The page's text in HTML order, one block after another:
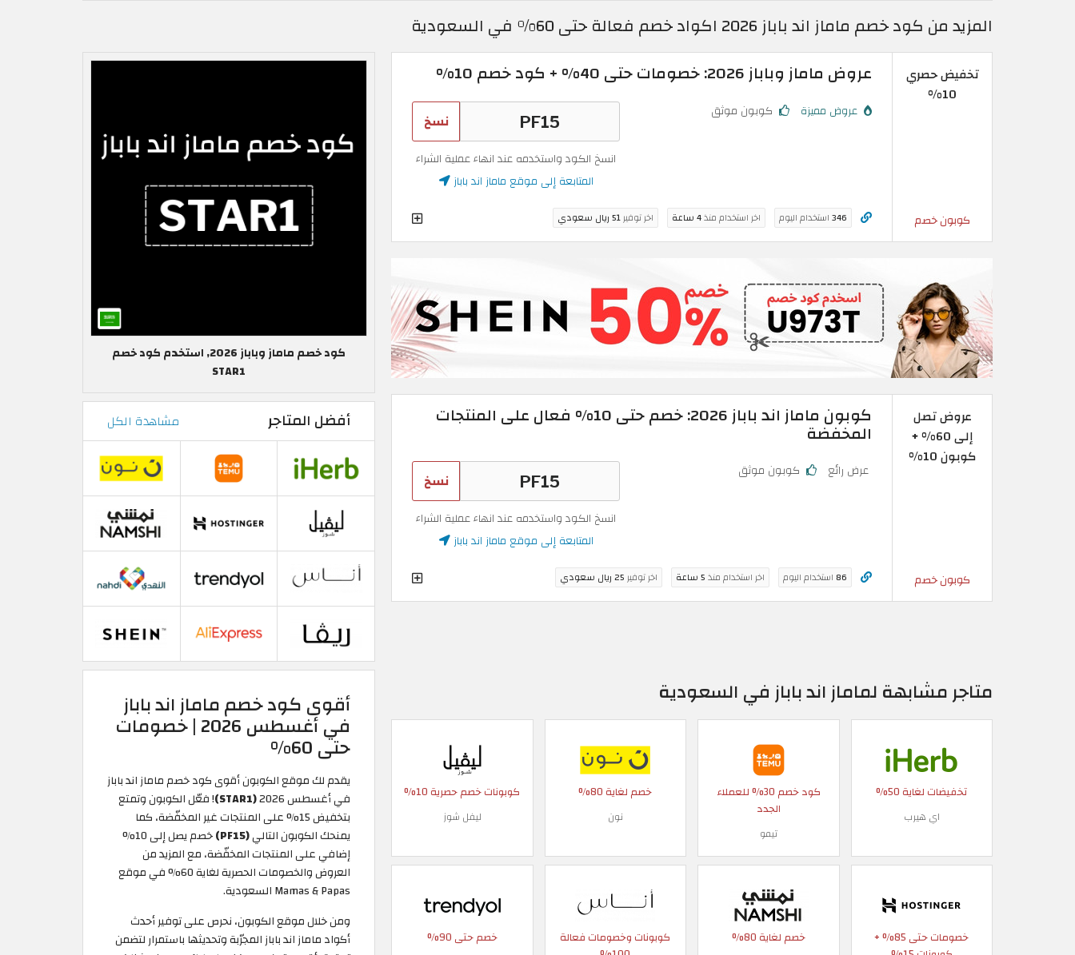
المزيد من كود خصم ماماز اند باباز 2026 اكواد خصم فعالة حتى 60% في السعودية
تخفيض حصري
10%
كوبون خصم
عروض ماماز وباباز 2026: خصومات حتى 40% + كود خصم 10%
عروض مميزة كوبون موثق نسخ
انسخ الكود واستخدمه عند انهاء عملية الشراء
المتابعة إلى موقع ماماز اند باباز
346استخدام اليوم اخر استخدام منذ4 ساعة اخر توفير51 ريال سعودي
عروض تصل
إلى 60% +
كوبون 10%
كوبون خصم
كوبون ماماز اند باباز 2026: خصم حتى 10% فعال على المنتجات
المخفضة
عرض رائع كوبون موثق نسخ
انسخ الكود واستخدمه عند انهاء عملية الشراء
المتابعة إلى موقع ماماز اند باباز
86استخدام اليوم اخر استخدام منذ5 ساعة اخر توفير25 ريال سعودي
متاجر مشابهة لماماز اند باباز في السعودية
تخفيضات لغاية 50%
اي هيرب
كود خصم 30% للعملاء
الجدد
تيمو
خصم لغاية 80%
نون
كوبونات خصم حصرية 10%
ليفل شوز
خصومات حتى 85% +
خصم لغاية 80%
كوبونات وخصومات فعالة
خصم حتى 90%
كود خصم ماماز وباباز 2026, استخدم كود خصم
STAR1
أفضل المتاجر مشاهدة الكل
أقوى كود خصم ماماز اند باباز
في أغسطس 2026 | خصومات
حتى 60%
يقدم لك موقع الكوبون أقوى كود خصم ماماز اند باباز
في أغسطس 2026
(STAR1)
! فعّل الكوبون وتمتع
بتخفيض 15% على المنتجات غير المخفّضة، كما
يمنحك الكوبون التالي(PF15)
خصم يصل إلى 10%
إضافي على المنتجات المخفّضة، مع المزيد من
العروض والخصومات الحصرية لغاية 60% في موقع
Mamas & Papas السعودية.
ومن خلال موقع الكوبون، نحرص على توفير أحدث
أكواد ماماز اند باباز المجرّبة وتحديثها باستمرار لتضمن